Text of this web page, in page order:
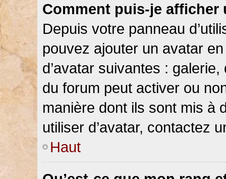
Comment puis-je afficher
Depuis votre panneau
pouvez ajouter un avatar
d’avatar suivantes :
du forum peut activer ou
manière dont ils sont mis à
utiliser d’avatar, contactez
Haut